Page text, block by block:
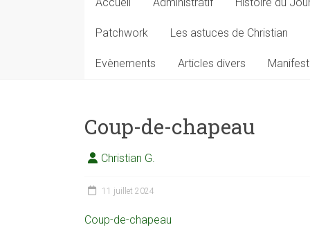
Patchwork Les astuces de Christian
Evènements Articles divers
Coup-de-chapeau
Christian G.
11 juillet 2024
Coup-de-chapeau